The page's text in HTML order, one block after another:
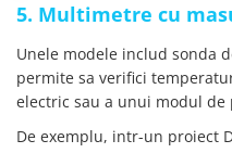
5. Multimetre cu
Unele modele includ sonda
permite sa verifici
electric sau a unui modul de
De exemplu, intr-un proiect